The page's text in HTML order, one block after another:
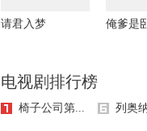
请君入梦 俺爹是
电视剧排行榜
椅子公司第... 列奥